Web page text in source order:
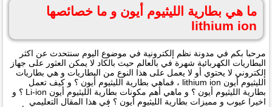
ما هي بطارية الليثيوم أيون و ما خصائصها
lithium ion
مرحبا بكم في مدونة نظم إلكترونية في موضوع اليوم سنتحدث عن اكثر
البطاريات الكهربائية شهرة في بالعالم حيث بالكاد لا يمكن العثور على جهاز
إلكتروني لا يحتوي أو لا يعمل على هذا النوع من البطاريات و هي بطاريات
الليثيوم أيون lithium ion ، فماهي بطارية الليثيوم أيون ؟ و كيف تعمل
بطارية الليثيوم أيون ؟ و ماهي أهم مكونات بطارية الليثيوم أيون Li-ion ؟ و
اخيرا عيوب و مميزات بطارية الليثيوم أيون ؟ في هذا المقال التعليمي